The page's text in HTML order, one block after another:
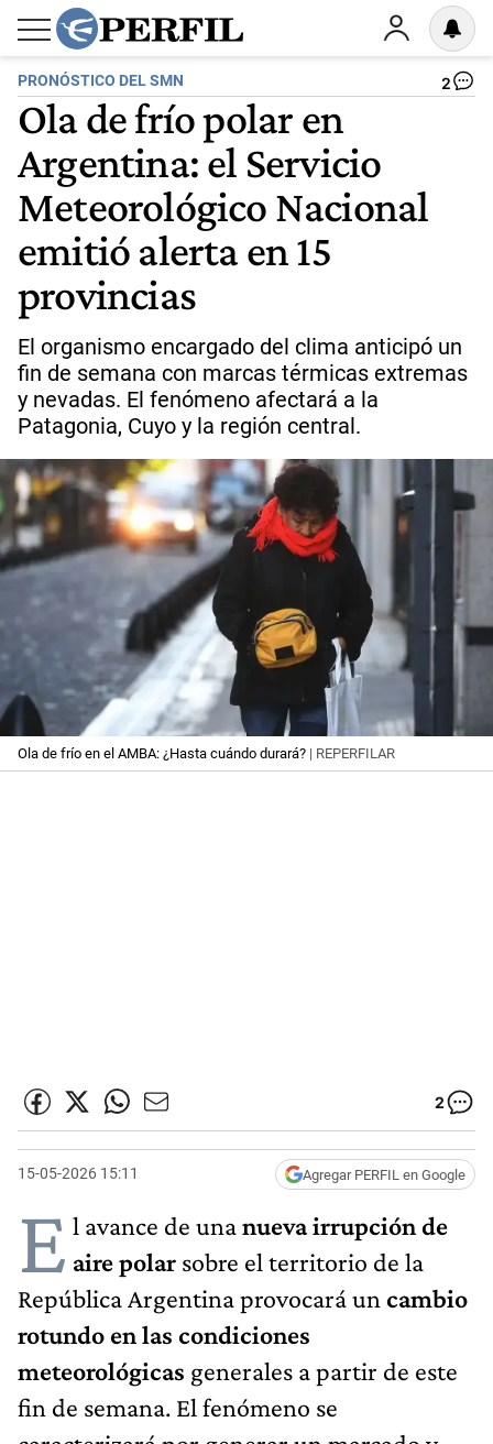
PRONÓSTICO DEL SMN 2
Ola de frío polar en
Argentina: el Servicio
Meteorológico Nacional
emitió alerta en 15
provincias
El organismo encargado del clima anticipó un
fin de semana con marcas térmicas extremas
y nevadas. El fenómeno afectará a la
Patagonia, Cuyo y la región central.
Ola de frío en el AMBA: ¿Hasta cuándo durará? | REPERFILAR
2
15-05-2026 15:11 Agregar PERFIL en Google
E l avance de unanueva irrupción de
aire polar sobre el territorio de la
República Argentina provocará un cambio
rotundo en las condiciones
meteorológicas generales a partir de este
fin de semana. El fenómeno se